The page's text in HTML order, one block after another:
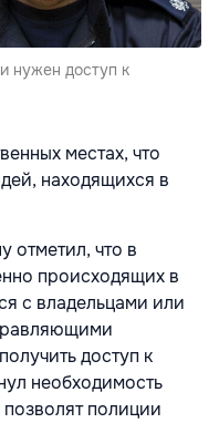
нужен доступ к
местах, что
находящихся в
отметил, что в
происходящих в
с владельцами или
доступ к
необходимость
полиции